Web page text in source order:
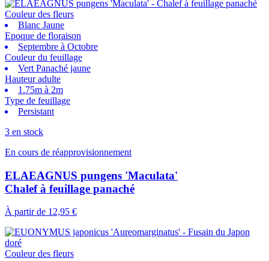
Couleur des fleurs
Blanc Jaune
Epoque de floraison
Septembre à Octobre
Couleur du feuillage
Vert Panaché jaune
Hauteur adulte
1.75m à 2m
Type de feuillage
Persistant
3 en stock
En cours de réapprovisionnement
ELAEAGNUS pungens 'Maculata'
Chalef à feuillage panaché
À partir de 12,95 €
Couleur des fleurs